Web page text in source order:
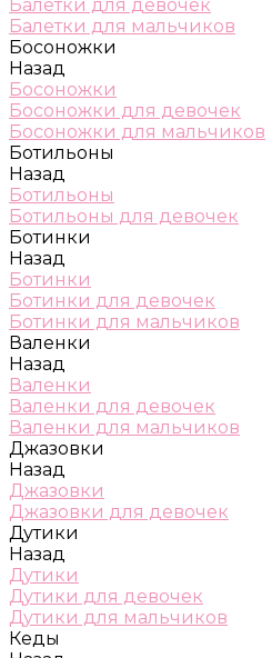
Балетки для девочек
Балетки для мальчиков
Босоножки
Назад
Босоножки
Босоножки для девочек
Босоножки для мальчиков
Ботильоны
Назад
Ботильоны
Ботильоны для девочек
Ботинки
Назад
Ботинки
Ботинки для девочек
Ботинки для мальчиков
Валенки
Назад
Валенки
Валенки для девочек
Валенки для мальчиков
Джазовки
Назад
Джазовки
Джазовки для девочек
Дутики
Назад
Дутики
Дутики для девочек
Дутики для мальчиков
Кеды